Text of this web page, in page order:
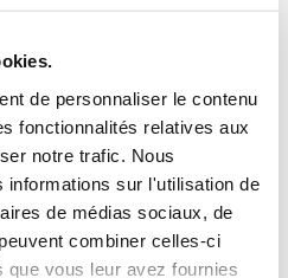
de personnaliser le contenu
fonctionnalités relatives aux
notre trafic. Nous
informations sur l'utilisation de
de médias sociaux, de
combiner celles-ci
vous leur avez fournies
660 000 €HT
propose en exclusivité à
BLANC (rive droite
de l'avenue de Bordeaux,